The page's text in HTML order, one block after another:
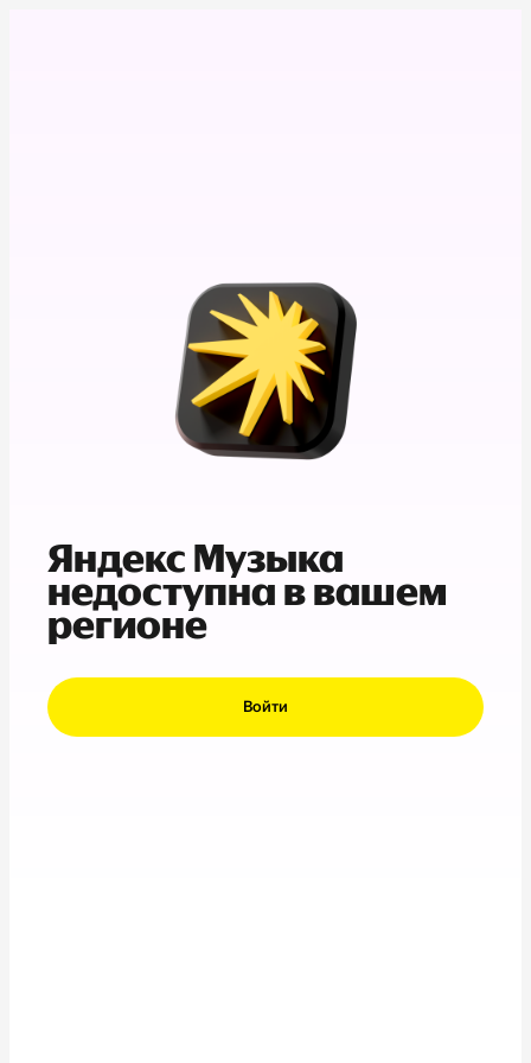
Яндекс Музыка
недоступна в вашем
регионе
Войти